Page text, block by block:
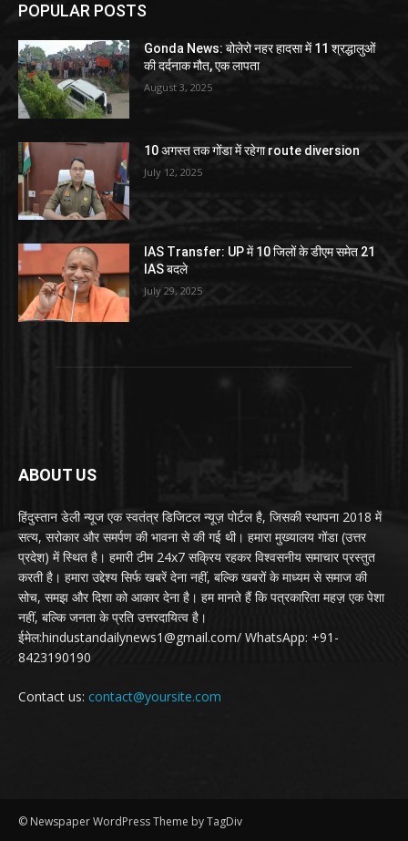
POPULAR POSTS
Gonda News: बोलेरो नहर हादसा में 11 श्रद्धालुओं
की दर्दनाक मौत, एक लापता
August 3, 2025
10 अगस्त तक गोंडा में रहेगा route diversion
July 12, 2025
IAS Transfer: UP में 10 जिलों के डीएम समेत 21
IAS बदले
July 29, 2025
ABOUT US
हिंदुस्तान डेली न्यूज एक स्वतंत्र डिजिटल न्यूज़ पोर्टल है, जिसकी स्थापना 2018 में
सत्य, सरोकार और समर्पण की भावना से की गई थी। हमारा मुख्यालय गोंडा (उत्तर
प्रदेश) में स्थित है। हमारी टीम 24x7 सक्रिय रहकर विश्वसनीय समाचार प्रस्तुत
करती है। हमारा उद्देश्य सिर्फ खबरें देना नहीं, बल्कि खबरों के माध्यम से समाज की
सोच, समझ और दिशा को आकार देना है। हम मानते हैं कि पत्रकारिता महज़ एक पेशा
नहीं, बल्कि जनता के प्रति उत्तरदायित्व है।
ईमेल:hindustandailynews1@gmail.com/ WhatsApp: +91-
8423190190
Contact us: contact@yoursite.com
© Newspaper WordPress Theme by TagDiv